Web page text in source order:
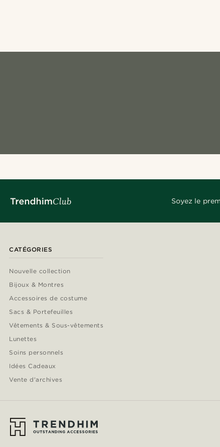
Soyez le
CATÉGORIES
Nouvelle collection
Bijoux & Montres
Accessoires de costume
Sacs & Portefeuilles
Vêtements & Sous-vêtements
Lunettes
Soins personnels
Idées Cadeaux
Vente d'archives